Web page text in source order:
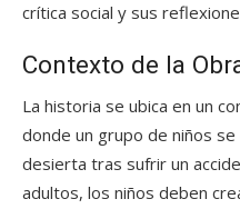
crítica social y sus
Contexto de la
La historia se ubica en un
donde un grupo de niños
desierta tras sufrir un
adultos, los niños deben